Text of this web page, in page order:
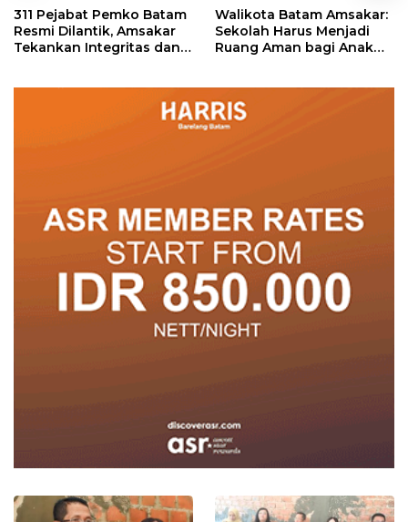
311 Pejabat Pemko Batam
Resmi Dilantik, Amsakar
Tekankan Integritas dan
Walikota Batam Amsakar:
Sekolah Harus Menjadi
Ruang Aman bagi Anak